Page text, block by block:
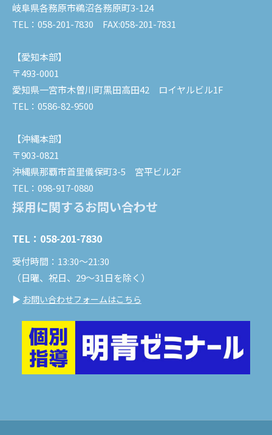
岐阜県各務原市鵜沼各務原町3-124
TEL：058-201-7830 FAX:058-201-7831
【愛知本部】
〒493-0001
愛知県一宮市木曽川町黒田高田42 ロイヤルビル1F
TEL：0586-82-9500
【沖縄本部】
〒903-0821
沖縄県那覇市首里儀保町3-5 宮平ビル2F
TEL：098-917-0880
採用に関するお問い合わせ
TEL：058-201-7830
受付時間：13:30～21:30
（日曜、祝日、29～31日を除く）
▶ お問い合わせフォームはこちら